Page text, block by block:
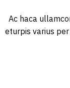
Ac haca
eturpis varius